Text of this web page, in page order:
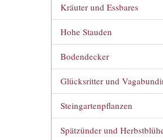
Kräuter und Essbares
Hohe Stauden
Bodendecker
Glücksritter und
Steingartenpflanzen
Spätzünder und